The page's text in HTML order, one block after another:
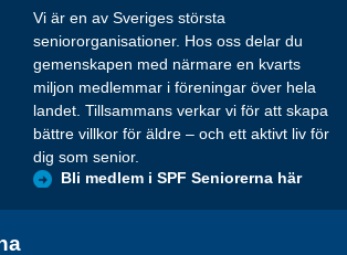
Vi är en av Sveriges största
seniororganisationer. Hos oss delar du
gemenskapen med närmare en kvarts
miljon medlemmar i föreningar över hela
landet. Tillsammans verkar vi för att skapa
bättre villkor för äldre – och ett aktivt liv för
dig som senior.
Bli medlem i SPF Seniorerna här